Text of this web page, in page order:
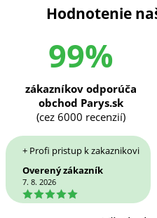
Hodnotenie
99%
zákazníkov odporúča
obchod Parys.sk
(cez 6000 recenzií)
+ Profi pristup k zakaznikovi
Overený zákazník
7. 8. 2026
5